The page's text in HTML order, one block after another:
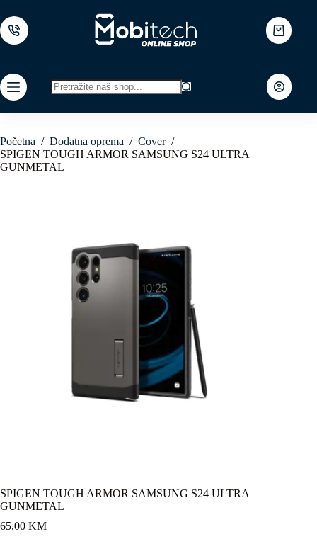
to
content
Shopping
cart
results
Početna / Dodatna oprema / Cover /
SPIGEN TOUGH ARMOR SAMSUNG S24 ULTRA
GUNMETAL
SPIGEN TOUGH ARMOR SAMSUNG S24 ULTRA
GUNMETAL
65,00 KM